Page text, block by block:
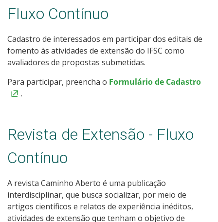
Fluxo Contínuo
Cadastro de interessados em participar dos editais de
fomento às atividades de extensão do IFSC como
avaliadores de propostas submetidas.
Para participar, preencha o Formulário de Cadastro
.
Revista de Extensão - Fluxo
Contínuo
A revista Caminho Aberto é uma publicação
interdisciplinar, que busca socializar, por meio de
artigos científicos e relatos de experiência inéditos,
atividades de extensão que tenham o objetivo de